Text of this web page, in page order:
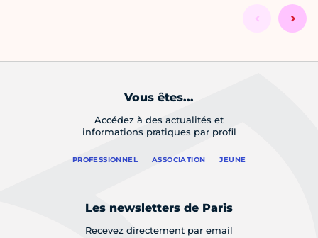
Vous êtes...
Accédez à des actualités et
informations pratiques par profil
PROFESSIONNEL ASSOCIATION JEUNE
Les newsletters de Paris
Recevez directement par email